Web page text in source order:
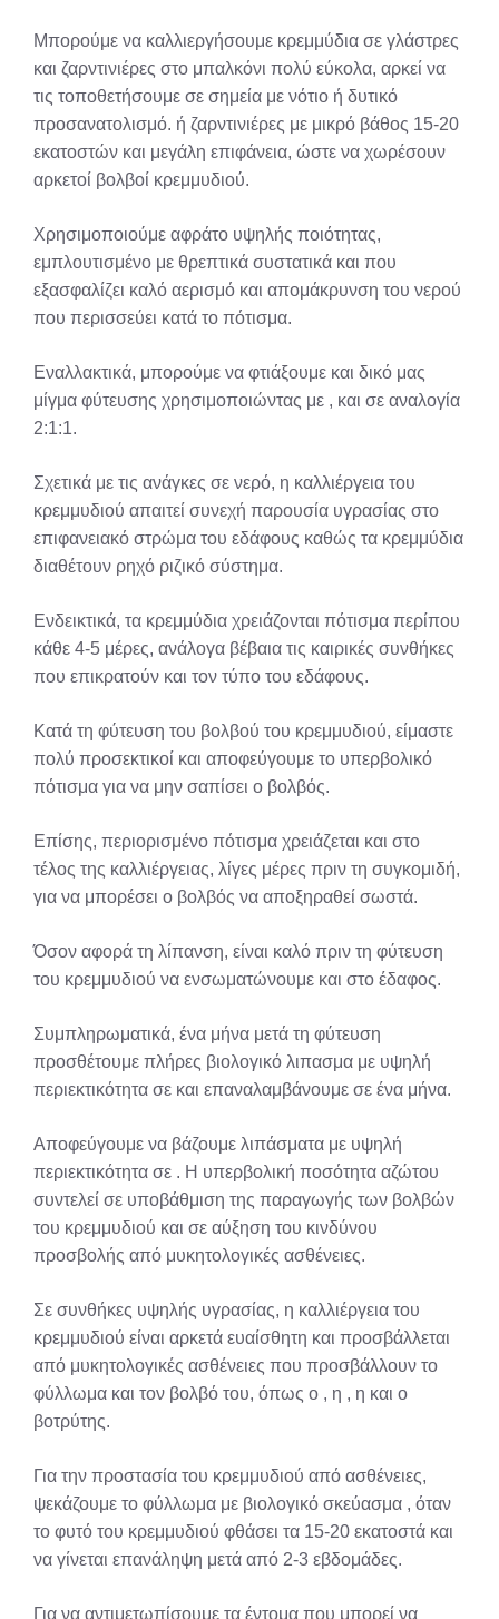
Μπορούμε να καλλιεργήσουμε κρεμμύδια σε γλάστρες
και ζαρντινιέρες στο μπαλκόνι πολύ εύκολα, αρκεί να
τις τοποθετήσουμε σε σημεία με νότιο ή δυτικό
προσανατολισμό. ή ζαρντινιέρες με μικρό βάθος 15-20
εκατοστών και μεγάλη επιφάνεια, ώστε να χωρέσουν
αρκετοί βολβοί κρεμμυδιού.
Χρησιμοποιούμε αφράτο υψηλής ποιότητας,
εμπλουτισμένο με θρεπτικά συστατικά και που
εξασφαλίζει καλό αερισμό και απομάκρυνση του νερού
που περισσεύει κατά το πότισμα.
Εναλλακτικά, μπορούμε να φτιάξουμε και δικό μας
μίγμα φύτευσης χρησιμοποιώντας με , και σε αναλογία
2:1:1.
Σχετικά με τις ανάγκες σε νερό, η καλλιέργεια του
κρεμμυδιού απαιτεί συνεχή παρουσία υγρασίας στο
επιφανειακό στρώμα του εδάφους καθώς τα κρεμμύδια
διαθέτουν ρηχό ριζικό σύστημα.
Ενδεικτικά, τα κρεμμύδια χρειάζονται πότισμα περίπου
κάθε 4-5 μέρες, ανάλογα βέβαια τις καιρικές συνθήκες
που επικρατούν και τον τύπο του εδάφους.
Κατά τη φύτευση του βολβού του κρεμμυδιού, είμαστε
πολύ προσεκτικοί και αποφεύγουμε το υπερβολικό
πότισμα για να μην σαπίσει ο βολβός.
Επίσης, περιορισμένο πότισμα χρειάζεται και στο
τέλος της καλλιέργειας, λίγες μέρες πριν τη συγκομιδή,
για να μπορέσει ο βολβός να αποξηραθεί σωστά.
Όσον αφορά τη λίπανση, είναι καλό πριν τη φύτευση
του κρεμμυδιού να ενσωματώνουμε και στο έδαφος.
Συμπληρωματικά, ένα μήνα μετά τη φύτευση
προσθέτουμε πλήρες βιολογικό λιπασμα με υψηλή
περιεκτικότητα σε και επαναλαμβάνουμε σε ένα μήνα.
Αποφεύγουμε να βάζουμε λιπάσματα με υψηλή
περιεκτικότητα σε . Η υπερβολική ποσότητα αζώτου
συντελεί σε υποβάθμιση της παραγωγής των βολβών
του κρεμμυδιού και σε αύξηση του κινδύνου
προσβολής από μυκητολογικές ασθένειες.
Σε συνθήκες υψηλής υγρασίας, η καλλιέργεια του
κρεμμυδιού είναι αρκετά ευαίσθητη και προσβάλλεται
από μυκητολογικές ασθένειες που προσβάλλουν το
φύλλωμα και τον βολβό του, όπως ο , η , η και ο
βοτρύτης.
Για την προστασία του κρεμμυδιού από ασθένειες,
ψεκάζουμε το φύλλωμα με βιολογικό σκεύασμα , όταν
το φυτό του κρεμμυδιού φθάσει τα 15-20 εκατοστά και
να γίνεται επανάληψη μετά από 2-3 εβδομάδες.
Για να αντιμετωπίσουμε τα έντομα που μπορεί να